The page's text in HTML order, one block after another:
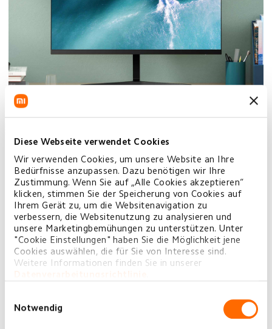
Diese Webseite verwendet Cookies
Wir verwenden Cookies, um unsere Website an Ihre
Bedürfnisse anzupassen. Dazu benötigen wir Ihre
Zustimmung. Wenn Sie auf „Alle Cookies akzeptieren“
klicken, stimmen Sie der Speicherung von Cookies auf
Ihrem Gerät zu, um die Websitenavigation zu
verbessern, die Websitenutzung zu analysieren und
unsere Marketingbemühungen zu unterstützen. Unter
"Cookie Einstellungen" haben Sie die Möglichkeit jene
Cookies auswählen, die für Sie von Interesse sind.
Weitere Informationen finden Sie in unserer
Notwendig